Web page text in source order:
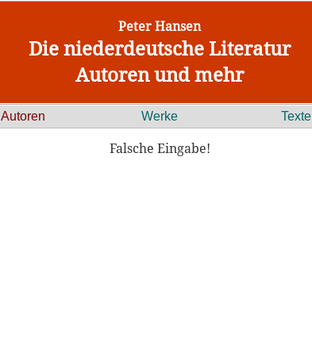
Peter Hansen
Die niederdeutsche Literatur
Autoren und mehr
Autoren Werke Texte
Falsche Eingabe!